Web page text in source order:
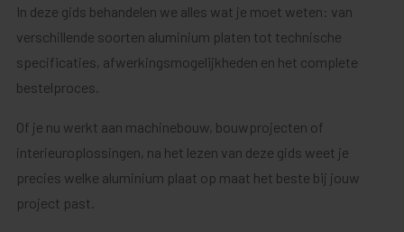
In deze gids behandelen we alles wat je moet weten: van
verschillende soorten aluminium platen tot technische
specificaties, afwerkingsmogelijkheden en het complete
bestelproces.
Of je nu werkt aan machinebouw, bouwprojecten of
interieuroplossingen, na het lezen van deze gids weet je
precies welke aluminium plaat op maat het beste bij jouw
project past.